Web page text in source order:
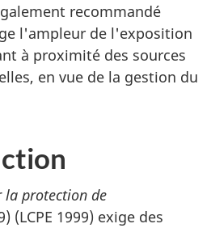
recommandé
l'ampleur de l'exposition
à proximité des sources
en vue de la gestion du
la protection de
(LCPE 1999) exige des